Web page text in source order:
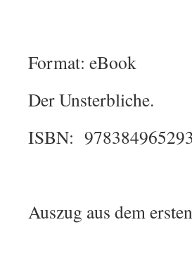
Format: eBook
Der Unsterbliche.
ISBN:
Auszug aus dem